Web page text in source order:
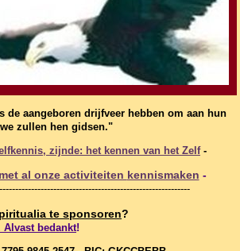
aangeboren drijfveer hebben om aan hun
zullen hen gidsen."
zijnde: het kennen van het Zelf-
al onze activiteiten kennismaken -
te sponsoren?
bedankt!